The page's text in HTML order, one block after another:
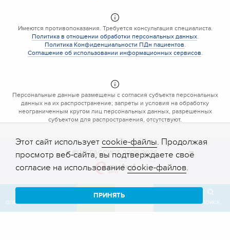
Имеются противопоказания. Требуется консультация специалиста.
Политика в отношении обработки персональных данных.
Политика Конфиденциальности ПДн пациентов.
Соглашение об использовании информационных сервисов.
Персональные данные размещены с согласия субъекта персональных
данных на их распространение; запреты и условия на обработку
неограниченным кругом лиц персональных данных, разрешенных
субъектом для распространения, отсутствуют.
МЕДАССИСТ, 2009-2026
Этот сайт использует cookie-файлы. Продолжая
просмотр веб-сайта, вы подтверждаете своё
согласие на использованиеcookie-файлов.
ПРИНЯТЬ
ОПЕРАТОР ЗВОНОК ЗАПИСЬ КАБИНЕТ ОТЗЫВ ПОИСК